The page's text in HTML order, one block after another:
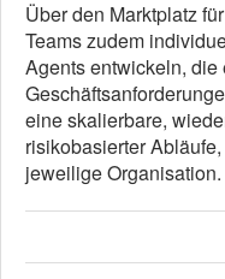
Über den Marktplatz
Teams zudem
Agents entwickeln,
eine skalierbare,
risikobasierter
jeweilige Organisation.